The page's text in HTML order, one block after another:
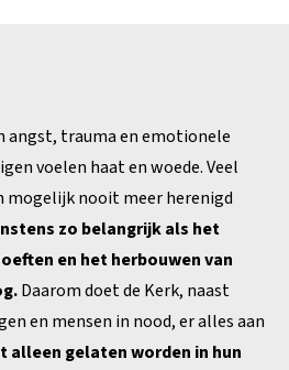
angst, trauma en emotionele
voelen haat en woede. Veel
nooit meer herenigd
zo belangrijk als het
en het herbouwen van
Daarom doet de Kerk, naast
en mensen in nood, er alles aan
alleen gelaten worden in hun